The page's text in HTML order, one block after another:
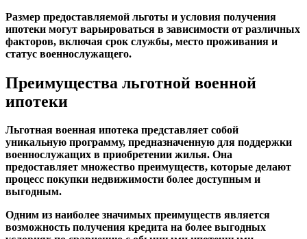
Размер предоставляемой льготы и условия получения
ипотеки могут варьироваться в зависимости от различных
факторов, включая срок службы, место проживания и
статус военнослужащего.
Преимущества льготной военной
ипотеки
Льготная военная ипотека представляет собой
уникальную программу, предназначенную для поддержки
военнослужащих в приобретении жилья. Она
предоставляет множество преимуществ, которые делают
процесс покупки недвижимости более доступным и
выгодным.
Одним из наиболее значимых преимуществ является
возможность получения кредита на более выгодных